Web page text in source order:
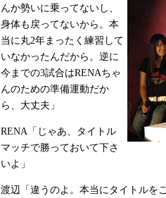
んか勢いに乗ってないし、
身体も戻ってないから。本
当に丸2年まったく練習して
いなかったんだから。逆に
今までの3試合はRENAちゃ
んのための準備運動だか
ら、大丈夫」
RENA「じゃあ、タイトル
マッチで勝っておいて下さ
いよ」
渡辺「違うのよ。本当にタイトルを